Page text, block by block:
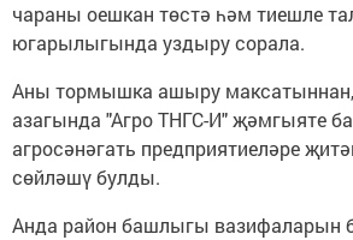
чараны оешкан төстә һәм тиешле
югарылыгында уздыру сорала.
Аны тормышка ашыру максатыннан,
азагында "Агро ТНГС-И" җәмгыяте
агросәнәгать предприятиеләре
сөйләшү булды.
Анда район башлыгы вазифаларын